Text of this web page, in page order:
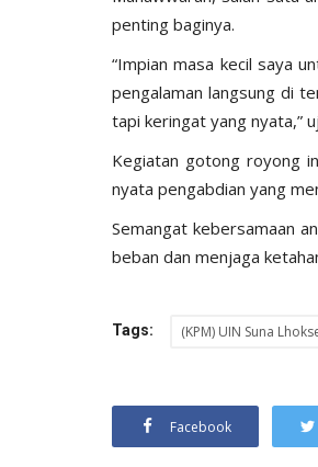
penting baginya.
‎‎“Impian masa kecil saya
pengalaman langsung di
tapi keringat yang nyata,”
‎‎Kegiatan gotong royong
nyata pengabdian yang
Semangat kebersamaan
beban dan menjaga
Tags: (KPM) UIN Suna
Facebook
NEWS